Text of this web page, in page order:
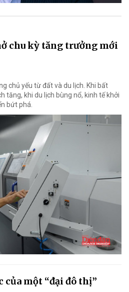
chu kỳ tăng trưởng mới
chủ yếu từ đất và du lịch. Khi bất
tăng, khi du lịch bùng nổ, kinh tế khởi
bứt phá.
của một “đại đô thị”